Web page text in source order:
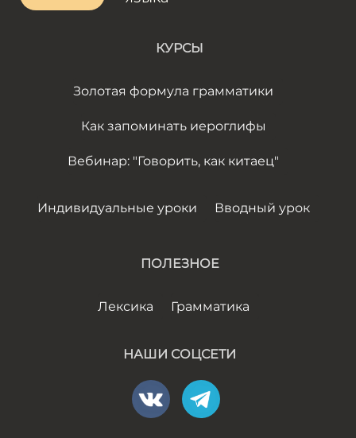
КУРСЫ
Золотая формула грамматики
Как запоминать иероглифы
Вебинар: "Говорить, как китаец"
Индивидуальные уроки Вводный урок
ПОЛЕЗНОЕ
Лексика Грамматика
НАШИ СОЦСЕТИ